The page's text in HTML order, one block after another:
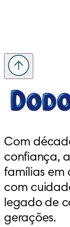
Com
confiança,
famílias em
com
legado de
gerações.